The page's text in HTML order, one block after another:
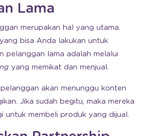
Lama
merupakan hal yang utama.
bisa Anda lakukan untuk
pelanggan lama adalah melalui
yang memikat dan menjual.
akan menunggu konten
Jika sudah begitu, maka mereka
untuk membeli produk yang dijual.